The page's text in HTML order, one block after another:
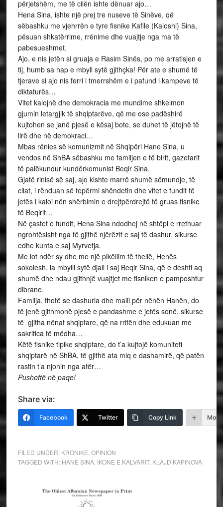
përjetshëm, me të cilën ishte dënuar ajo…
Hena Sina, ishte një prej tre nuseve të Sinëve, që
sëbashku me vjehrrën e tyre fisnike Kafile (Kaloshi) Sina,
pësuan shkatërrime, rrënime dhe vuajtje nga ma të
pabesueshmet.
Ajo, e nis jetën si gruaja e Rasim Sinës, po me arratisjen e
tij, humb sa hap e mbyll sytë gjithçka! Për ate e shumë të
tjerave si ajo nis ferri i tmerrshëm e i pafund i kampeve të
diktaturës…
Vitet kalojnë dhe demokracia me mundime shkelmon
gjumin letargjik të shqiptarëve, që me ose padëshirë
kujtohen se janë pjesë e kësaj bote, se duhet të jëtojnë të
lirë dhe në demokraci…
Mbas rënies së komunizmit në Shqipëri Hane Sina, u
vendos në ShBA sëbashku me familjen e të birit, gazetarit
të palëkundur kundërkomunist Beqir Sina.
Gjatë rinisë së saj, ajo kishte marrë shumë sëmundje, të
cilat, i rënduan së tepërmi shëndetin dhe vitet e fundit të
jetës i kaloi nën shërbimin e drejtpërdrejtë të gruas fisnike
të Beqirit…
Në çastet e fundit, Hena Sina ndodhej në shtëpi e rrethuar
ngrohtësisht nga të gjithë njërëzit e saj të dashur, sikurse
edhe kunta e saj Myrvetja.
Me lot ndër sy dhe me një pikëllim të thellë, Henës
sokolesh, ia mbylli sytë djali i saj Beqir Sina, që e deshti aq
shumë dhe ndau gjithnjë vuajtjet me fisniken e pamposhtur
dibrane.
Familja, thotë se dashuria dhe malli për nënën Hanën, do
të jenë gjithmonë pjesë e pandashme e jetës sonë, sikurse
të gjitha nënat shqiptare, që na rritën dhe edukuan me
sakrifica të mëdha…
Këtë fisnike tipike shqiptare, do t’a kujtojë komuniteti
shqiptarë në ShBA, të gjithë ata miq e dashamirë, që patën
rastin t’a njohin nga afër…
Pushoftë në paqe!
Share via:
Facebook Twitter Copy Link More
FILED UNDER: KRONIKE OPINION
TAGGED WITH: HANE SINA, IKONE E KALVARIT, KLAJD KAPINOVA